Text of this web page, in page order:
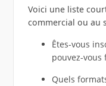
Voici une liste
commercial ou au
Êtes-vous
pouvez-
Quels